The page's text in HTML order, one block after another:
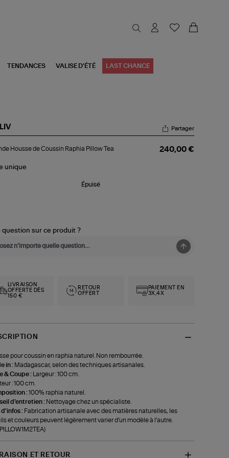
TENDANCES VALISE D'ÉTÉ LAST CHANCE
Partager
Housse de Coussin Raphia Pillow Tea 240,00 €
unique
Épuisé
question sur ce produit ?
LIVRAISON
OFFERTE DÈS
150 €
RETOUR
OFFERT
PAIEMENT EN
3X,4X
pour coussin en raphia naturel. Non rembourrée.
in : Madagascar, selon des techniques artisanales.
& Coupe :
Largeur : 100 cm.
: 100 cm.
:100% raphia naturel.
d'entretien : Nettoyage chez un spécialiste.
d'infos : Fabrication artisanale avec des matières naturelles, les
et couleurs peuvent légèrement varier d'un modèle à l'autre.
ET RETOUR